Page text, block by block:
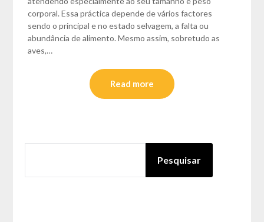
corporal. Essa práctica depende de vários factores
sendo o principal e no estado selvagem, a falta ou
abundância de alimento. Mesmo assim, sobretudo as
aves,…
Read more
Pesquisar